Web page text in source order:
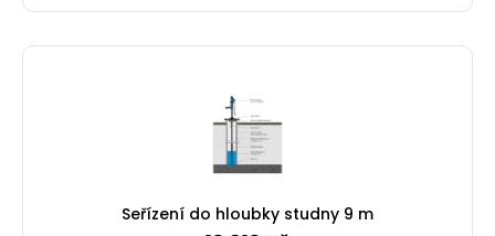
Seřízení do hloubky studny 9 m